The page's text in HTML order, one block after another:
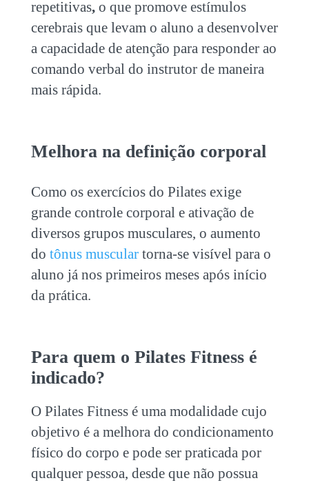
repetitivas, o que promove estímulos
cerebrais que levam o aluno a desenvolver
a capacidade de atenção para responder ao
comando verbal do instrutor de maneira
mais rápida.
Melhora na definição corporal
Como os exercícios do Pilates exige
grande controle corporal e ativação de
diversos grupos musculares, o aumento
do tônus musculartorna-se visível para o
aluno já nos primeiros meses após início
da prática.
Para quem o Pilates Fitness é
indicado?
O Pilates Fitnessé uma modalidade cujo
objetivo é a melhora do condicionamento
físico do corpo e pode ser praticada por
qualquer pessoa, desde que não possua